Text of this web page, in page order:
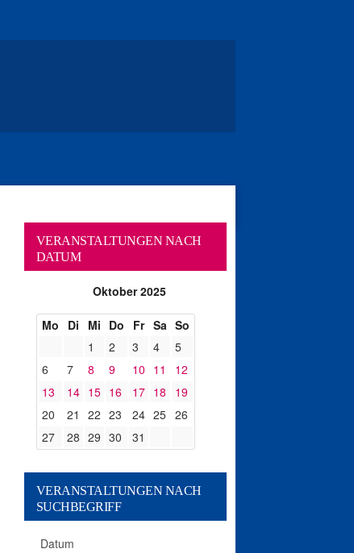
VERANSTALTUNGEN NACH
DATUM
Oktober 2025
Mo Di Mi Do Fr Sa So
1
2 3 4
5
6
7 8 9 10 11
12
13
14 15 16 17 18
19
20
21 22 23 24 25 26
27
28 29 30 31
VERANSTALTUNGEN NACH
SUCHBEGRIFF
Datum